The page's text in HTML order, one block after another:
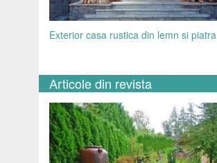
Exterior casa rustica din lemn si piatra
Articole din revista